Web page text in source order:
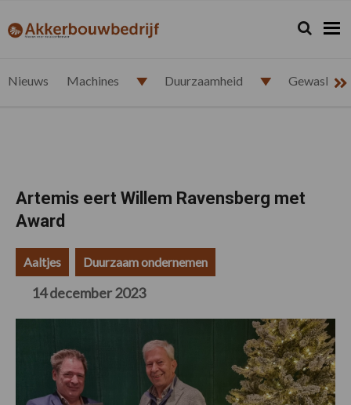
de
de
de
de
akkerbouwbedrijf.nl Zoeken...
Zoek
Nieuws Machines Duurzaamheid
Artemis eert Willem Ravensberg met
Award
Aaltjes Duurzaam ondernemen
14 december 2023